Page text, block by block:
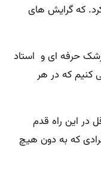
که گرایش های
حرفه ای و استاد
کنیم که در هر
در این راه قدم
که به دون هیچ